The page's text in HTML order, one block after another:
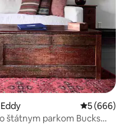
Priemerné
5 (666)
štátnym parkom Bucks